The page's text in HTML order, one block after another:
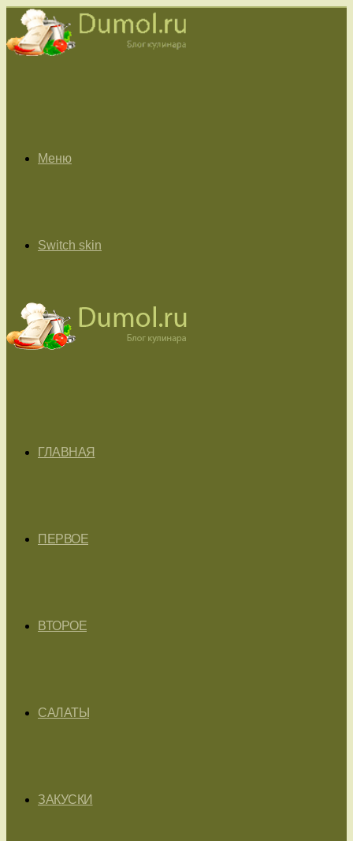
Меню
Switch skin
ГЛАВНАЯ
ПЕРВОЕ
ВТОРОЕ
САЛАТЫ
ЗАКУСКИ